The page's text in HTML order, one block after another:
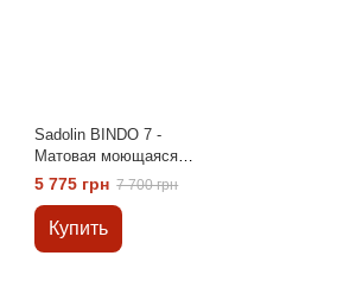
Sadolin BINDO 7 -
Матовая моющаяся
краска для стен и
потолка 9л
5 775 грн 7 700 грн
Купить